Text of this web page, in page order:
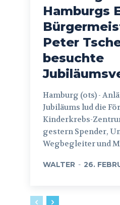
Hamburgs
Peter
besuchte
Hamburg (ots) - Anlässlich ihres 50.
Jubiläums lud die
Kinderkrebs-
gestern Spender,
Wegbegleiter und
WALTER - 26.